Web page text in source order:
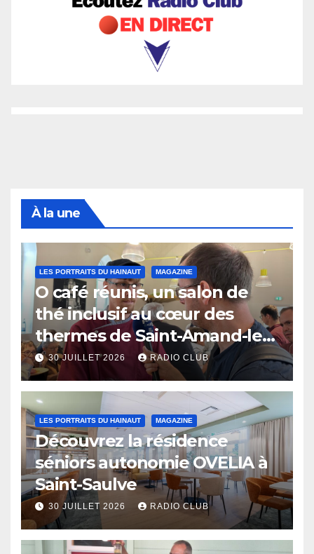
À la une
LES PORTRAITS DU HAINAUT MAGAZINE
O café réunis, un salon de
thé inclusif au cœur des
thermes de Saint-Amand-les-
Eaux
30 JUILLET 2026 RADIO CLUB
LES PORTRAITS DU HAINAUT MAGAZINE
Découvrez la résidence
séniors autonomie OVELIA à
Saint-Saulve
30 JUILLET 2026 RADIO CLUB